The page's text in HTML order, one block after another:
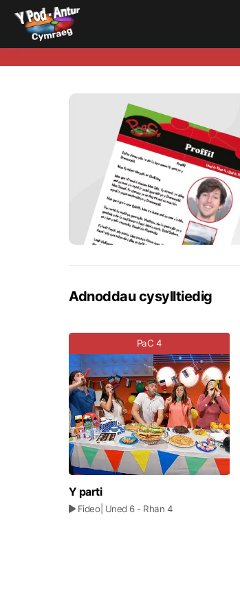
Adnoddau cysylltiedig
PaC 4
Y parti
Fideo| Uned 6 - Rhan 4